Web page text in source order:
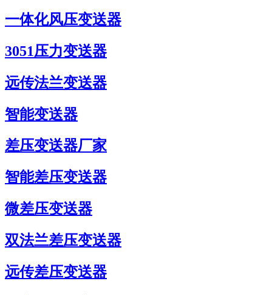
一体化风压变送器
3051压力变送器
远传法兰变送器
智能变送器
差压变送器厂家
智能差压变送器
微差压变送器
双法兰差压变送器
远传差压变送器